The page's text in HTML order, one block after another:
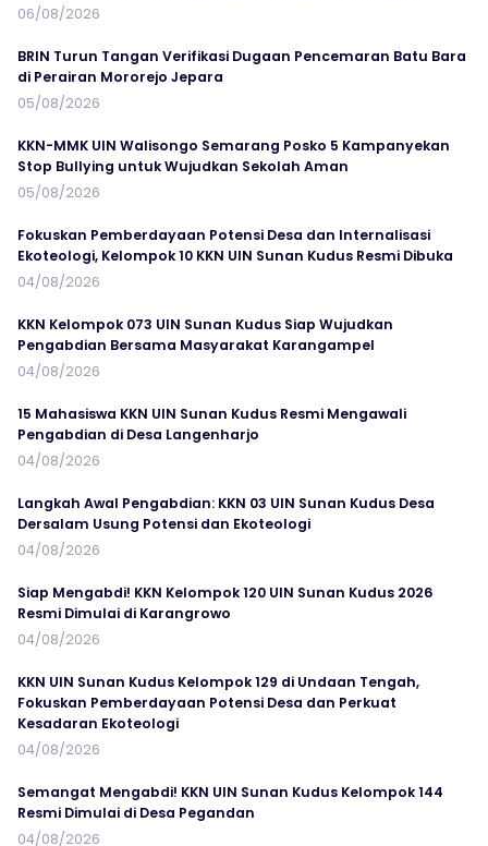
06/08/2026
BRIN Turun Tangan Verifikasi Dugaan Pencemaran Batu Bara
di Perairan Mororejo Jepara
05/08/2026
KKN-MMK UIN Walisongo Semarang Posko 5 Kampanyekan
Stop Bullying untuk Wujudkan Sekolah Aman
05/08/2026
Fokuskan Pemberdayaan Potensi Desa dan Internalisasi
Ekoteologi, Kelompok 10 KKN UIN Sunan Kudus Resmi Dibuka
04/08/2026
KKN Kelompok 073 UIN Sunan Kudus Siap Wujudkan
Pengabdian Bersama Masyarakat Karangampel
04/08/2026
15 Mahasiswa KKN UIN Sunan Kudus Resmi Mengawali
Pengabdian di Desa Langenharjo
04/08/2026
Langkah Awal Pengabdian: KKN 03 UIN Sunan Kudus Desa
Dersalam Usung Potensi dan Ekoteologi
04/08/2026
Siap Mengabdi! KKN Kelompok 120 UIN Sunan Kudus 2026
Resmi Dimulai di Karangrowo
04/08/2026
KKN UIN Sunan Kudus Kelompok 129 di Undaan Tengah,
Fokuskan Pemberdayaan Potensi Desa dan Perkuat
Kesadaran Ekoteologi
04/08/2026
Semangat Mengabdi! KKN UIN Sunan Kudus Kelompok 144
Resmi Dimulai di Desa Pegandan
04/08/2026